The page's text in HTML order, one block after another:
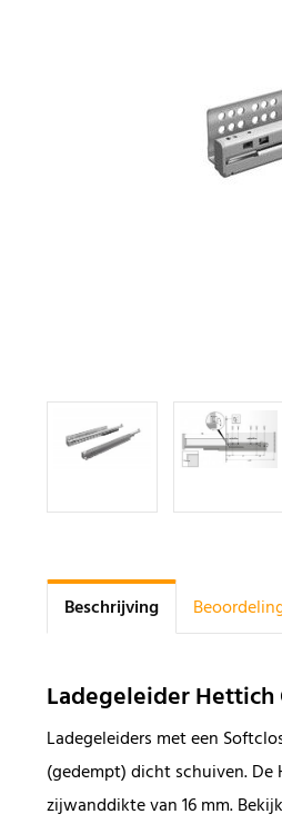
Beschrijving
Ladegeleider Hettich
Ladegeleiders met een
(gedempt) dicht schuiven.
zijwanddikte van 16 mm.